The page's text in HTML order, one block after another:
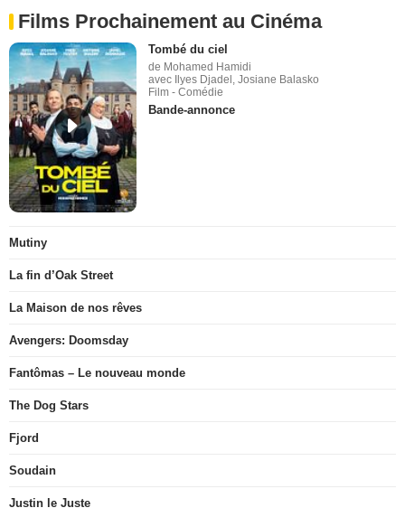
Films Prochainement au Cinéma
Tombé du ciel
de Mohamed Hamidi
avec Ilyes Djadel, Josiane Balasko
Film - Comédie
Bande-annonce
Mutiny
La fin d’Oak Street
La Maison de nos rêves
Avengers: Doomsday
Fantômas – Le nouveau monde
The Dog Stars
Fjord
Soudain
Justin le Juste